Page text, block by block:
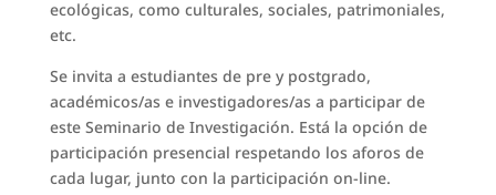
ecológicas, como culturales, sociales, patrimoniales,
etc.
Se invita a estudiantes de pre y postgrado,
académicos/as e investigadores/as a participar de
este Seminario de Investigación. Está la opción de
participación presencial respetando los aforos de
cada lugar, junto con la participación on-line.